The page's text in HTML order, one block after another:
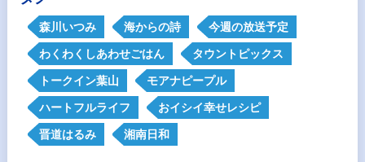
森川いつみ 海からの詩 今週の放送予定
わくわくしあわせごはん タウントピックス
トークイン葉山 モアナピープル
ハートフルライフ おイシイ幸せレシピ
晋道はるみ 湘南日和